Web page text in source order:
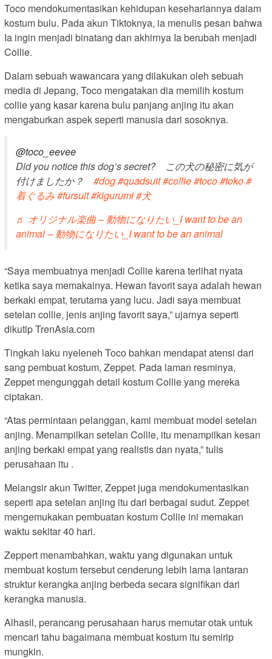
Toco mendokumentasikan kehidupan kesehariannya dalam
kostum bulu. Pada akun Tiktoknya, ia menulis pesan bahwa
Ia ingin menjadi binatang dan akhirnya Ia berubah menjadi
Collie.
Dalam sebuah wawancara yang dilakukan oleh sebuah
media di Jepang, Toco mengatakan dia memilih kostum
collie yang kasar karena bulu panjang anjing itu akan
mengaburkan aspek seperti manusia dari sosoknya.
@toco_eevee
Did you notice this dog’s secret? この犬の秘密に気が
付けましたか？ #dog#quadsuit#collie#toco#toko#
着ぐるみ#fursuit#kigurumi#犬
♬ オリジナル楽曲 – 動物になりたい_I want to be an
animal – 動物になりたい_I want to be an animal
“Saya membuatnya menjadi Collie karena terlihat nyata
ketika saya memakainya. Hewan favorit saya adalah hewan
berkaki empat, terutama yang lucu. Jadi saya membuat
setelan collie, jenis anjing favorit saya,” ujarnya seperti
dikutip TrenAsia.com
Tingkah laku nyeleneh Toco bahkan mendapat atensi dari
sang pembuat kostum, Zeppet. Pada laman resminya,
Zeppet mengunggah detail kostum Collie yang mereka
ciptakan.
“Atas permintaan pelanggan, kami membuat model setelan
anjing. Menampilkan setelan Collie, itu menampilkan kesan
anjing berkaki empat yang realistis dan nyata,” tulis
perusahaan itu .
Melangsir akun Twitter, Zeppet juga mendokumentasikan
seperti apa setelan anjing itu dari berbagai sudut. Zeppet
mengemukakan pembuatan kostum Collie ini memakan
waktu sekitar 40 hari.
Zeppert menambahkan, waktu yang digunakan untuk
membuat kostum tersebut cenderung lebih lama lantaran
struktur kerangka anjing berbeda secara signifikan dari
kerangka manusia.
Alhasil, perancang perusahaan harus memutar otak untuk
mencari tahu bagaimana membuat kostum itu semirip
mungkin.